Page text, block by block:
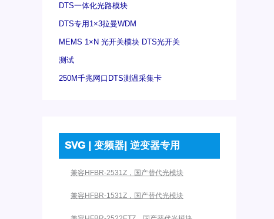
DTS一体化光路模块
DTS专用1×3拉曼WDM
MEMS 1×N 光开关模块 DTS光开关
测试
250M千兆网口DTS测温采集卡
SVG | 变频器| 逆变器专用
兼容HFBR-2531Z，国产替代光模块
兼容HFBR-1531Z，国产替代光模块